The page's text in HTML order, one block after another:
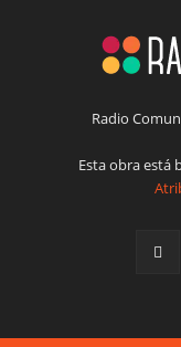
Radio
Esta obra está